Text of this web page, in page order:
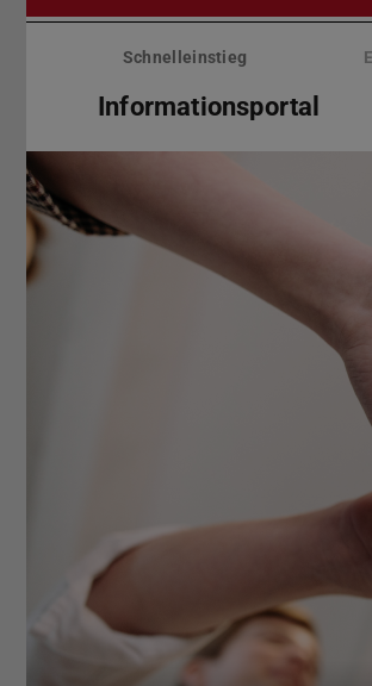
Menü
überspringenSchnelleinstieg
Informationsportal